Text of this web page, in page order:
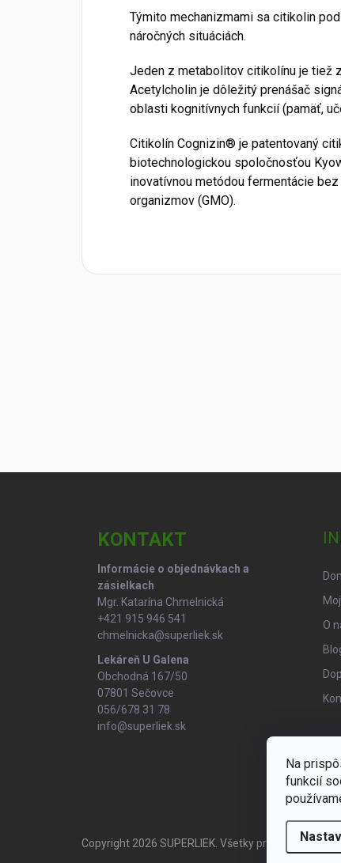
Na
funkcií
Týmito mechanizmami sa citikolin
náročných situáciách.
Jeden z metabolitov citikolínu je tiež
Acetylcholin je dôležitý prenášač
oblasti kognitívnych funkcií (pamäť,
Citikolín Cognizin® je patentovaný
biotechnologickou spoločnosťou
inovatívnou metódou fermentácie
organizmov (GMO).
KONTAKT
Informácie o objednávkach a
zásielkach
Mgr. Katarína Chmelnická
+421 915 946 541
chmelnicka@superliek.sk
Lekáreň U Galena
Obchodná 167/50
07801 Sečovce
056/678 31 78
info@superliek.sk
O
Copyright 2026 SUPERLIEK. Všetky práva